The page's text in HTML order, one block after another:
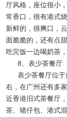
厅风格，座位很小
常香口，很有港式
新鲜的，很爽口，
面脆脆的，还有点
吃完饭一边喝奶茶
8、表少茶餐厅
表少茶餐厅位
右，在广州还有多
近香港旧式茶餐厅
茶、猪仔包、港式